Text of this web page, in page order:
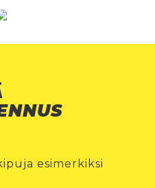
esimerkiksi